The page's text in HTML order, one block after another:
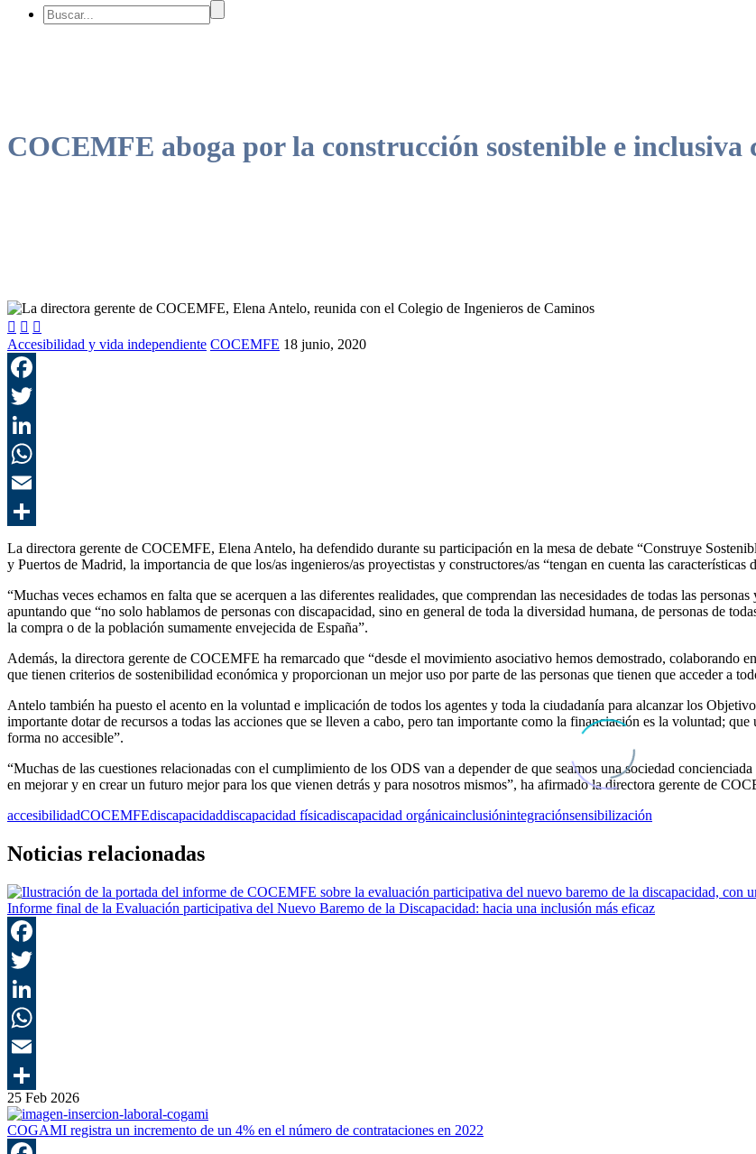
COCEMFE aboga por la construcción sostenible e inclusiva
  
Accesibilidad y vida independiente COCEMFE 18 junio, 2020
La directora gerente de COCEMFE, Elena Antelo, ha defendido durante su participación en la mesa de debate “Construye
y Puertos de Madrid, la importancia de que los/as ingenieros/as proyectistas y constructores/as “tengan en cuenta las
“Muchas veces echamos en falta que se acerquen a las diferentes realidades, que comprendan las necesidades de todas las
apuntando que “no solo hablamos de personas con discapacidad, sino en general de toda la diversidad humana, de personas de
la compra o de la población sumamente envejecida de España”.
Además, la directora gerente de COCEMFE ha remarcado que “desde el movimiento asociativo hemos demostrado, colaborando
que tienen criterios de sostenibilidad económica y proporcionan un mejor uso por parte de las personas que tienen que acceder a
Antelo también ha puesto el acento en la voluntad e implicación de todos los agentes y toda la ciudadanía para alcanzar los
importante dotar de recursos a todas las acciones que se lleven a cabo, pero tan importante como la financiación es la voluntad;
forma no accesible”.
“Muchas de las cuestiones relacionadas con el cumplimiento de los ODS van a depender de que seamos una sociedad
en mejorar y en crear un futuro mejor para los que vienen detrás y para nosotros mismos”, ha afirmado la directora gerente de
accesibilidadCOCEMFEdiscapacidaddiscapacidad físicadiscapacidad orgánicainclusiónintegraciónsensibilización
Noticias relacionadas
Informe final de la Evaluación participativa del Nuevo Baremo de la Discapacidad: hacia una inclusión más eficaz
25 Feb 2026
COGAMI registra un incremento de un 4% en el número de contrataciones en 2022